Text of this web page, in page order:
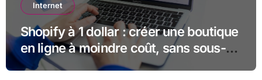
Internet
Shopify à 1 dollar : créer une boutique
en ligne à moindre coût, sans sous-
estimer la suite